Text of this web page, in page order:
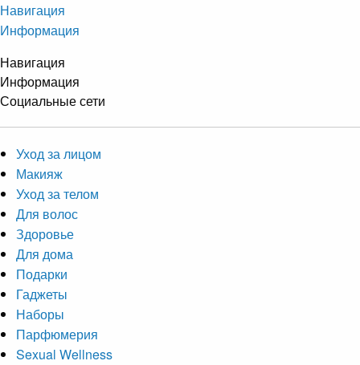
Навигация
Информация
Навигация
Информация
Социальные сети
Уход за лицом
Макияж
Уход за телом
Для волос
Здоровье
Для дома
Подарки
Гаджеты
Наборы
Парфюмерия
Sexual Wellness